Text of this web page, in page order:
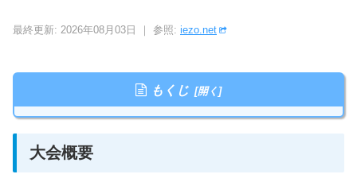
最終更新: 2026年08月03日 ｜ 参照: iezo.net
もくじ
大会概要